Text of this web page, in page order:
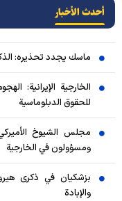
أحدث الأخبار
ماسك يجدد تحذيره:
الخارجية الإيرانية:
للحقوق الدبلوماسية
ومسؤولون في الخارجية
بزشكيان في ذكرى
والإبادة